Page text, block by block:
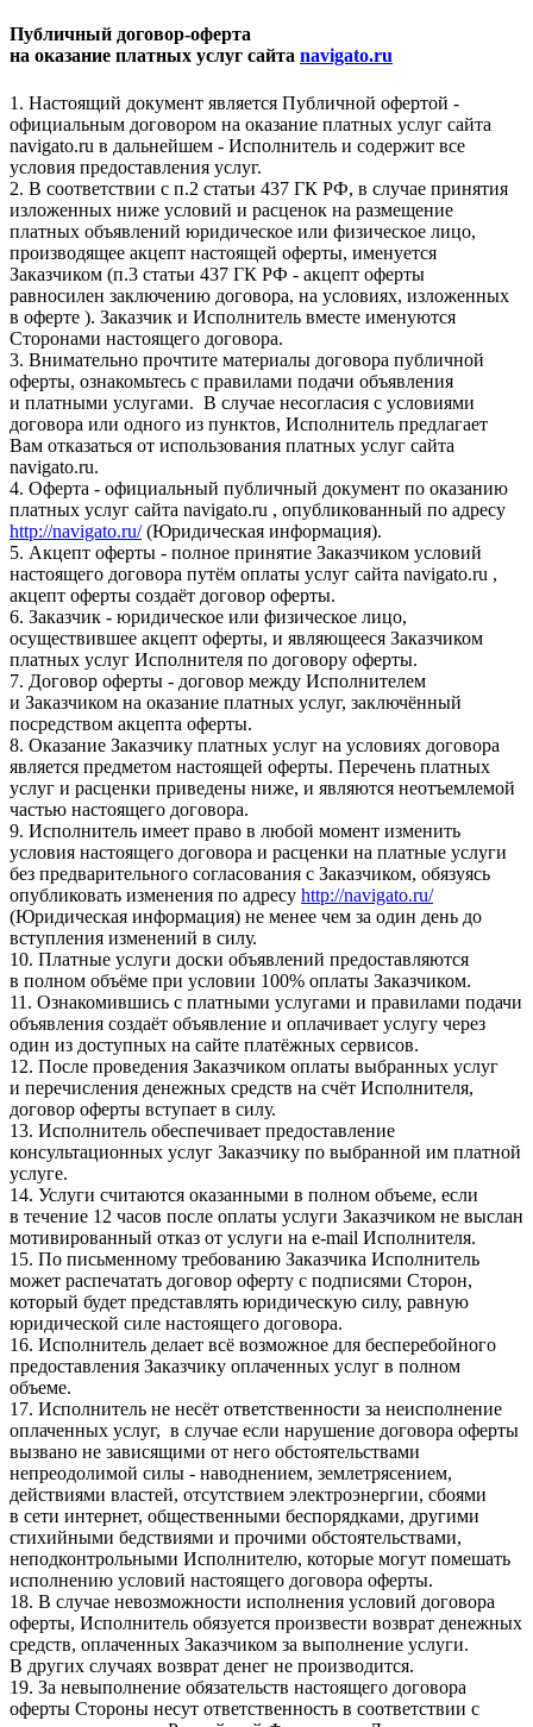
Публичный договор-оферта
на оказание платных услуг сайта navigato.ru
1. Настоящий документ является Публичной офертой -
официальным договором на оказание платных услуг сайта
navigato.ru в дальнейшем - Исполнитель и содержит все
условия предоставления услуг.
2. В соответствии с п.2 статьи 437 ГК РФ, в случае принятия
изложенных ниже условий и расценок на размещение
платных объявлений юридическое или физическое лицо,
производящее акцепт настоящей оферты, именуется
Заказчиком (п.3 статьи 437 ГК РФ - акцепт оферты
равносилен заключению договора, на условиях, изложенных
в оферте ). Заказчик и Исполнитель вместе именуются
Сторонами настоящего договора.
3. Внимательно прочтите материалы договора публичной
оферты, ознакомьтесь с правилами подачи объявления
и платными услугами. В случае несогласия с условиями
договора или одного из пунктов, Исполнитель предлагает
Вам отказаться от использования платных услуг сайта
navigato.ru.
4. Оферта - официальный публичный документ по оказанию
платных услуг сайта navigato.ru , опубликованный по адресу
http://navigato.ru/(Юридическая информация).
5. Акцепт оферты - полное принятие Заказчиком условий
настоящего договора путём оплаты услуг сайта navigato.ru ,
акцепт оферты создаёт договор оферты.
6. Заказчик - юридическое или физическое лицо,
осуществившее акцепт оферты, и являющееся Заказчиком
платных услуг Исполнителя по договору оферты.
7. Договор оферты - договор между Исполнителем
и Заказчиком на оказание платных услуг, заключённый
посредством акцепта оферты.
8. Оказание Заказчику платных услуг на условиях договора
является предметом настоящей оферты. Перечень платных
услуг и расценки приведены ниже, и являются неотъемлемой
частью настоящего договора.
9. Исполнитель имеет право в любой момент изменить
условия настоящего договора и расценки на платные услуги
без предварительного согласования с Заказчиком, обязуясь
опубликовать изменения по адресу http://navigato.ru/
(Юридическая информация) не менее чем за один день до
вступления изменений в силу.
10. Платные услуги доски объявлений предоставляются
в полном объёме при условии 100% оплаты Заказчиком.
11. Ознакомившись с платными услугами и правилами подачи
объявления создаёт объявление и оплачивает услугу через
один из доступных на сайте платёжных сервисов.
12. После проведения Заказчиком оплаты выбранных услуг
и перечисления денежных средств на счёт Исполнителя,
договор оферты вступает в силу.
13. Исполнитель обеспечивает предоставление
консультационных услуг Заказчику по выбранной им платной
услуге.
14. Услуги считаются оказанными в полном объеме, если
в течение 12 часов после оплаты услуги Заказчиком не выслан
мотивированный отказ от услуги на e-mail Исполнителя.
15. По письменному требованию Заказчика Исполнитель
может распечатать договор оферту с подписями Сторон,
который будет представлять юридическую силу, равную
юридической силе настоящего договора.
16. Исполнитель делает всё возможное для бесперебойного
предоставления Заказчику оплаченных услуг в полном
объеме.
17. Исполнитель не несёт ответственности за неисполнение
оплаченных услуг, в случае если нарушение договора оферты
вызвано не зависящими от него обстоятельствами
непреодолимой силы - наводнением, землетрясением,
действиями властей, отсутствием электроэнергии, сбоями
в сети интернет, общественными беспорядками, другими
стихийными бедствиями и прочими обстоятельствами,
неподконтрольными Исполнителю, которые могут помешать
исполнению условий настоящего договора оферты.
18. В случае невозможности исполнения условий договора
оферты, Исполнитель обязуется произвести возврат денежных
средств, оплаченных Заказчиком за выполнение услуги.
В других случаях возврат денег не производится.
19. За невыполнение обязательств настоящего договора
оферты Стороны несут ответственность в соответствии с